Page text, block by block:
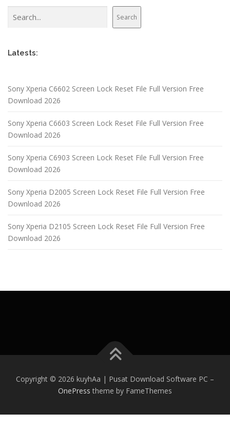
Search
Latests:
Sony Xperia C6602 Screen Lock Reset File Full Version Free
Download 2026
Sony Xperia C6603 Screen Lock Reset File Full Version Free
Download 2026
Sony Xperia C6903 Screen Lock Reset File Full Version Free
Download 2026
Sony Xperia D2005 Screen Lock Reset File Full Version Free
Download 2026
Sony Xperia D2105 Screen Lock Reset File Full Version Free
Download 2026
Copyright © 2026 kuyhAa | Pusat Download Software PC –
OnePress theme by FameThemes